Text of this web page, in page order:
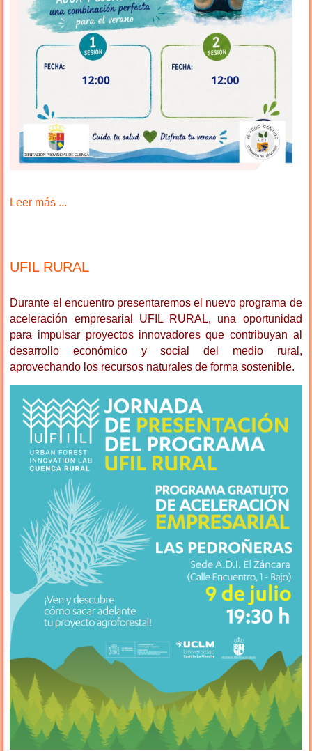
Leer más ...
UFIL RURAL
Durante el encuentro presentaremos el nuevo programa de
aceleración empresarial UFIL RURAL, una oportunidad
para impulsar proyectos innovadores que contribuyan al
desarrollo económico y social del medio rural,
aprovechando los recursos naturales de forma sostenible.